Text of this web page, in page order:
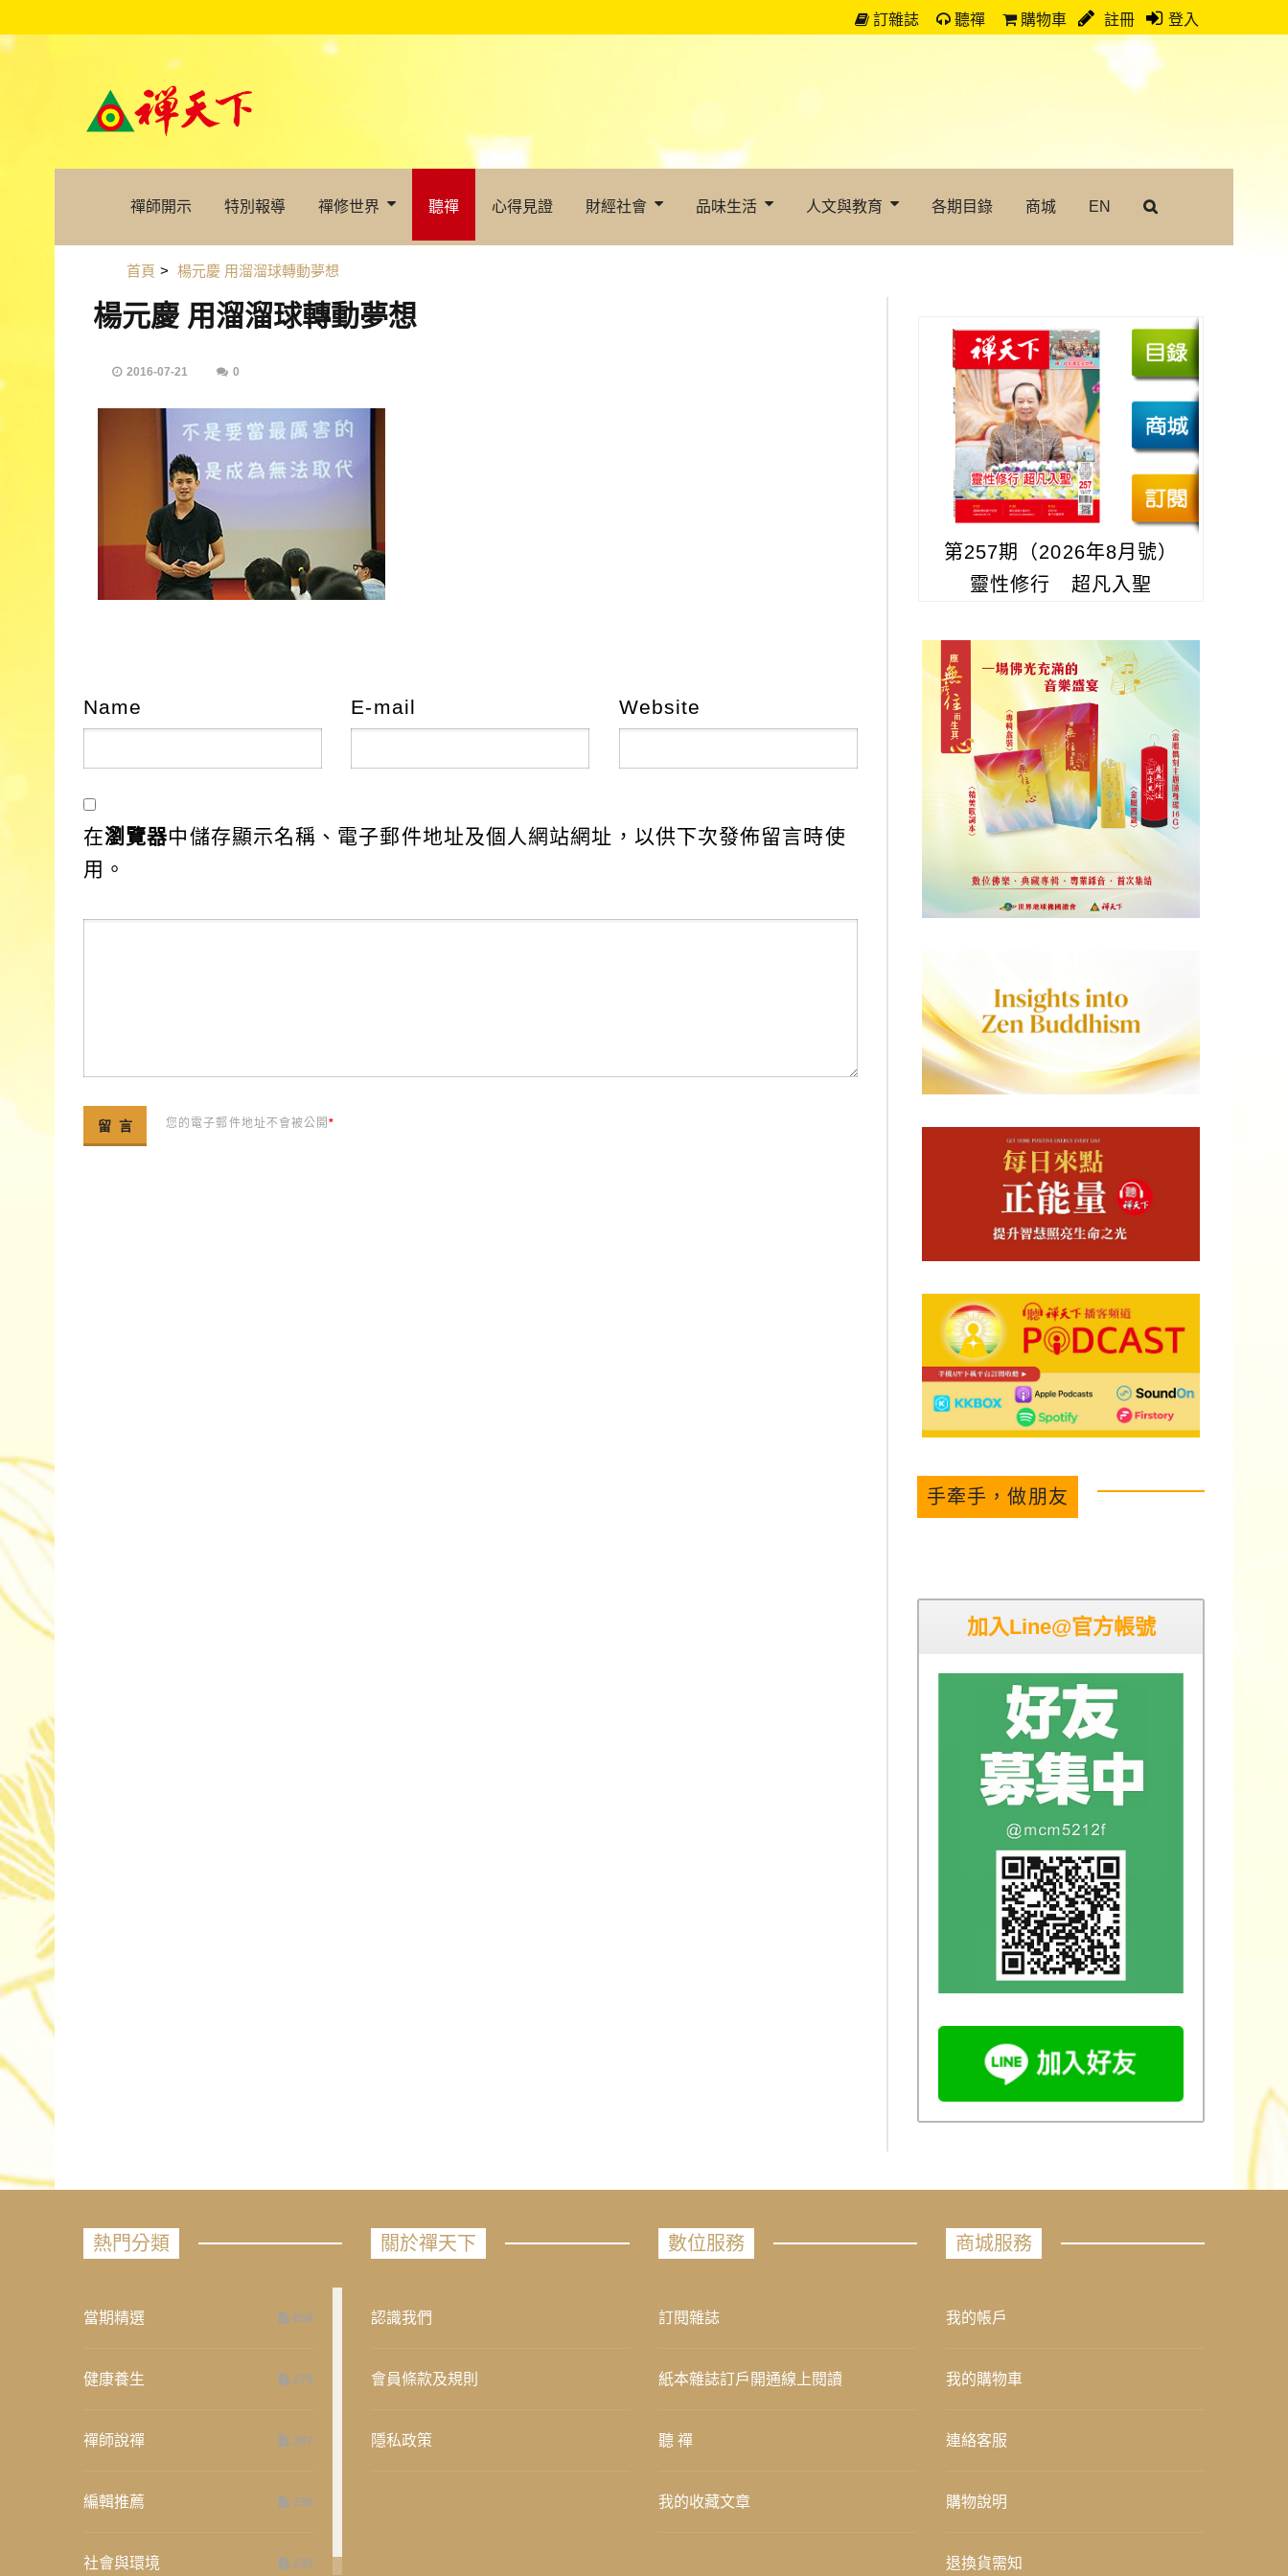
訂雜誌 聽禪 購物車 註冊 登入
禪師開示 特別報導 禪修世界 聽禪 心得見證 財經社會 品味生活 人文與教育 各期目錄 商城 EN
首頁 > 楊元慶 用溜溜球轉動夢想
楊元慶 用溜溜球轉動夢想
2016-07-21 0
Name E-mail Website
在瀏覽器中儲存顯示名稱、電子郵件地址及個人網站網址，以供下次發佈留言時使
用。
您的電子郵件地址不會被公開*
第257期（2026年8月號）
靈性修行 超凡入聖
手牽手，做朋友
加入Line@官方帳號
熱門分類
當期精選 658
健康養生 276
禪師說禪 267
編輯推薦 236
社會與環境 235
關於禪天下
認識我們
會員條款及規則
隱私政策
數位服務
訂閱雜誌
紙本雜誌訂戶開通線上閱讀
聽 禪
我的收藏文章
商城服務
我的帳戶
我的購物車
連絡客服
購物說明
退換貨需知